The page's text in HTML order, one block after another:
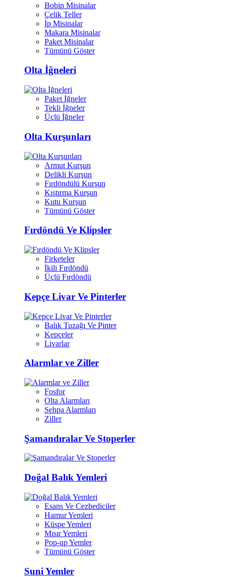
Bobin Misinalar
Çelik Teller
İp Misinalar
Makara Misinalar
Paket Misinalar
Tümünü Göster
Olta İğneleri
Paket İğneler
Tekli İğneler
Üçlü İğneler
Olta Kurşunları
Armut Kurşun
Delikli Kurşun
Fırdöndülü Kurşun
Kıstırma Kurşun
Kutu Kurşun
Tümünü Göster
Fırdöndü Ve Klipsler
Firketeler
İkili Fırdöndü
Üçlü Fırdöndü
Kepçe Livar Ve Pinterler
Balık Tuzağı Ve Pinter
Kepçeler
Livarlar
Alarmlar ve Ziller
Fosfor
Olta Alarmları
Sehpa Alarmları
Ziller
Şamandıralar Ve Stoperler
Doğal Balık Yemleri
Esans Ve Cezbediciler
Hamur Yemleri
Küspe Yemleri
Mısır Yemleri
Pop-up Yemler
Tümünü Göster
Suni Yemler